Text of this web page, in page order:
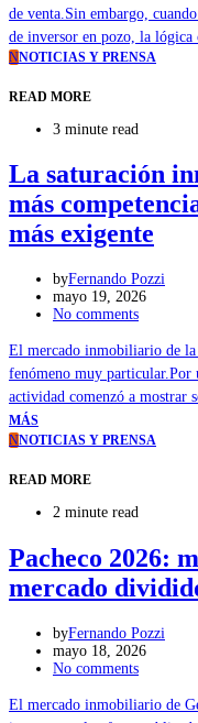
de venta.Sin embargo,
de inversor en pozo, la
NNOTICIAS Y PRENSA
READ MORE
3 minute read
La saturación
más
más exigente
byFernando Pozzi
mayo 19, 2026
No comments
El mercado inmobiliario de la
fenómeno muy particular.Por
actividad comenzó a mostrar
MÁS
NNOTICIAS Y PRENSA
READ MORE
2 minute read
Pacheco 2026:
mercado
byFernando Pozzi
mayo 18, 2026
No comments
El mercado inmobiliario de